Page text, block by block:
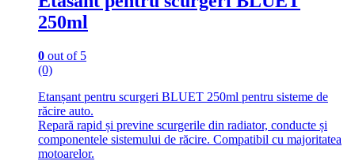
250ml
0 out of 5
(0)
Etanșant pentru scurgeri BLUET 250ml pentru sisteme de
răcire auto.
Repară rapid și previne scurgerile din radiator, conducte și
componentele sistemului de răcire. Compatibil cu majoritatea
motoarelor.